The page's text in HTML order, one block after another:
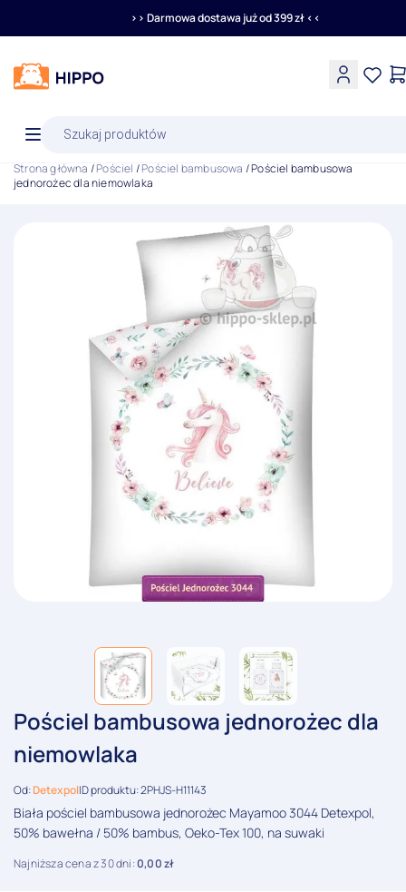
>> Darmowa dostawa już od 399 zł <<
produktów
Strona główna /Pościel /Pościel bambusowa / Pościel bambusowa
jednorożec dla niemowlaka
Pościel bambusowa jednorożec dla
niemowlaka
Od:DetexpolID produktu: 2PHJS-H11143
Biała pościel bambusowa jednorożec Mayamoo 3044 Detexpol,
50% bawełna / 50% bambus, Oeko-Tex 100, na suwaki
Najniższa cena z 30 dni:0,00zł